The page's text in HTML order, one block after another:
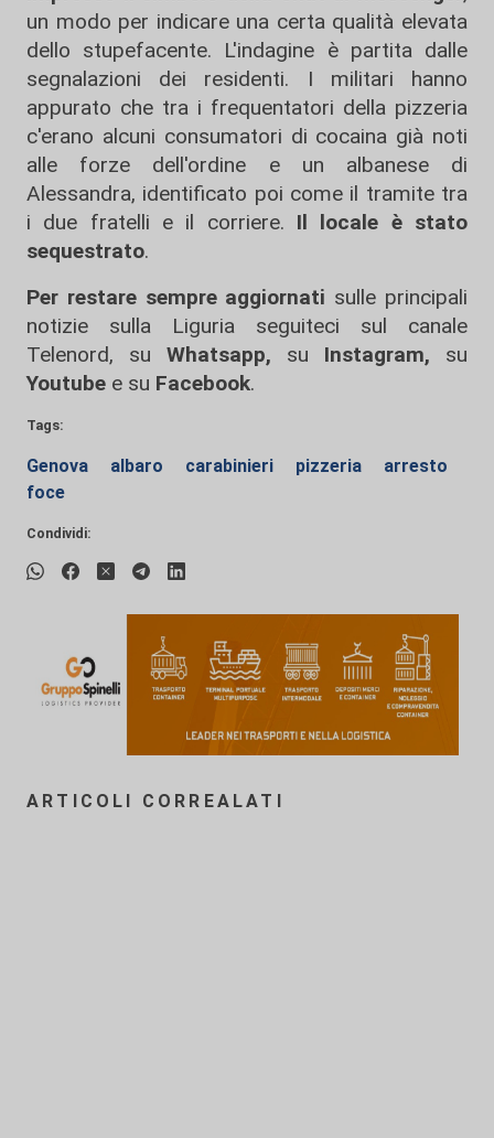
un modo per indicare una certa qualità elevata
dello stupefacente. L'indagine è partita dalle
segnalazioni dei residenti. I militari hanno
appurato che tra i frequentatori della pizzeria
c'erano alcuni consumatori di cocaina già noti
alle forze dell'ordine e un albanese di
Alessandra, identificato poi come il tramite tra
i due fratelli e il corriere. Il locale è stato
sequestrato.
Per restare sempre aggiornati sulle principali
notizie sulla Liguria seguiteci sul canale
Telenord, su
Whatsapp, su Instagram, su
Youtube e su Facebook.
Tags:
Genova albaro carabinieri pizzeria
arresto
foce
Condividi:
ARTICOLI CORREALATI